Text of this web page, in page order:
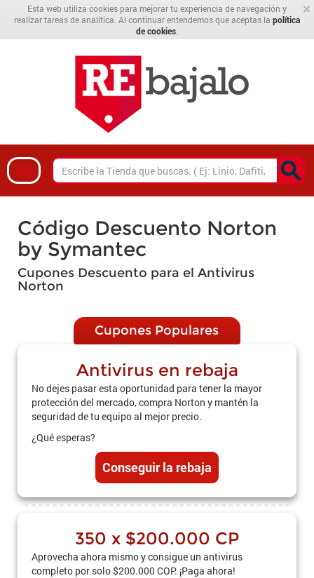
×
Esta web utiliza cookies para mejorar tu experiencia de navegación y
realizar tareas de analítica. Al continuar entendemos que aceptas la política
de cookies
Código Descuento Norton
by Symantec
Cupones Descuento para el Antivirus
Norton
Cupones Populares
Antivirus en rebaja
No dejes pasar esta oportunidad para tener la mayor
protección del mercado, compra Norton y mantén la
seguridad de tu equipo al mejor precio.
¿Qué esperas?
Conseguir la rebaja
350 x $200.000 CP
Aprovecha ahora mismo y consigue un antivirus
completo por solo $200.000 COP. ¡Paga ahora!